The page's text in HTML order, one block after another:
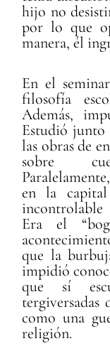
hijo no
por lo que
manera, él
En el
filosofía
Además,
Estudió junto
las obras de
sobre
en la
Era el
que la
impidió
que sí
como una
religión.